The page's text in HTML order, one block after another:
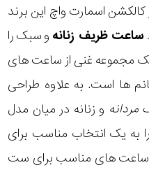
اسمارت واچ این برند
ساعت ظریف زنانه و سبک را
یک مجموعه غنی از ساعت های
ها است. به علاوه طراحی
و زنانه در میان مدل
به یک انتخاب مناسب برای
ساعت های مناسب برای ست